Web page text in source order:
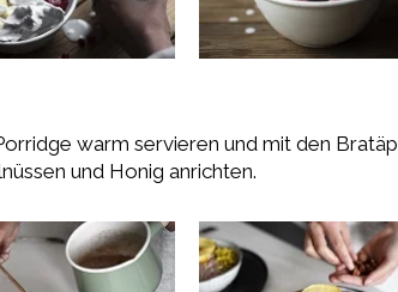
warm servieren und mit den
und Honig anrichten.